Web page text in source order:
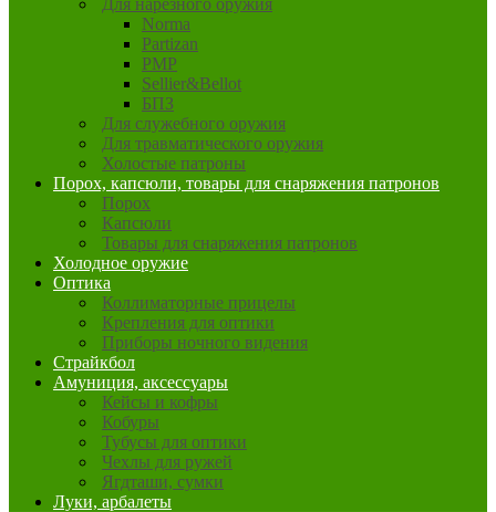
Для нарезного оружия
Norma
Partizan
PMP
Sellier&Bellot
БПЗ
Для служебного оружия
Для травматического оружия
Холостые патроны
Порох, капсюли, товары для снаряжения патронов
Порох
Капсюли
Товары для снаряжения патронов
Холодное оружие
Оптика
Коллиматорные прицелы
Крепления для оптики
Приборы ночного видения
Страйкбол
Амуниция, аксессуары
Кейсы и кофры
Кобуры
Тубусы для оптики
Чехлы для ружей
Ягдташи, сумки
Луки, арбалеты